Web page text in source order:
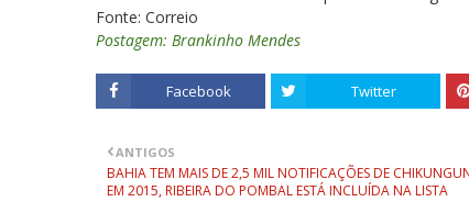
Fonte: Correio
Postagem: Brankinho Mendes
Facebook Twitter
ANTIGOS
BAHIA TEM MAIS DE 2,5 MIL NOTIFICAÇÕES DE
EM 2015, RIBEIRA DO POMBAL ESTÁ INCLUÍDA NA LISTA